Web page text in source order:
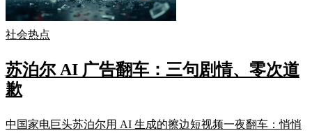
社会热点
苏泊尔 AI 广告翻车：三句剧情、零次道
歉
中国家电巨头苏泊尔用 AI 生成的擦边短视频一夜翻车：悄悄